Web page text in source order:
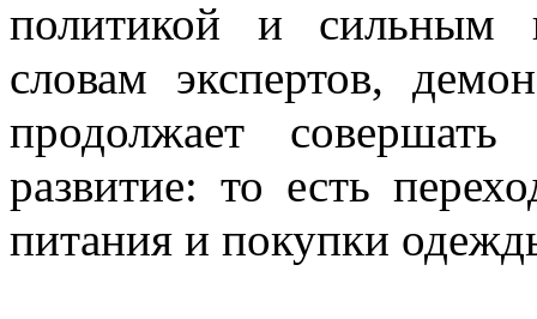
политикой и сильным
словам экспертов,
продолжает совершать
развитие: то есть
питания и покупки